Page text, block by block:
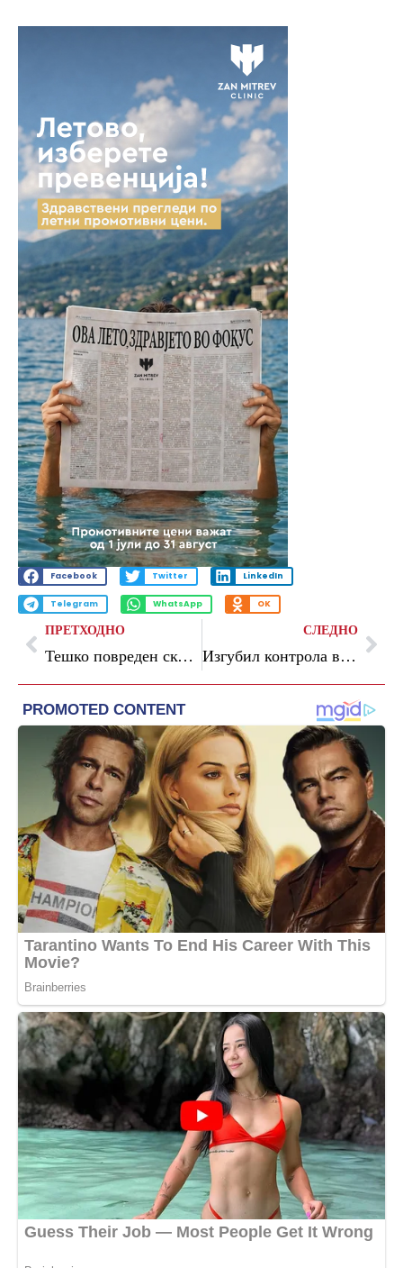
Facebook Twitter LinkedIn
Telegram WhatsApp OK
ПРЕТХОДНО
Тешко повреден скопјанец: со возило излетал од регионалниот пат Велес – Градско
СЛЕДНО
Изгубил контрола врз тракторот и паднал во провалија: тешко повреден маж од село Конче